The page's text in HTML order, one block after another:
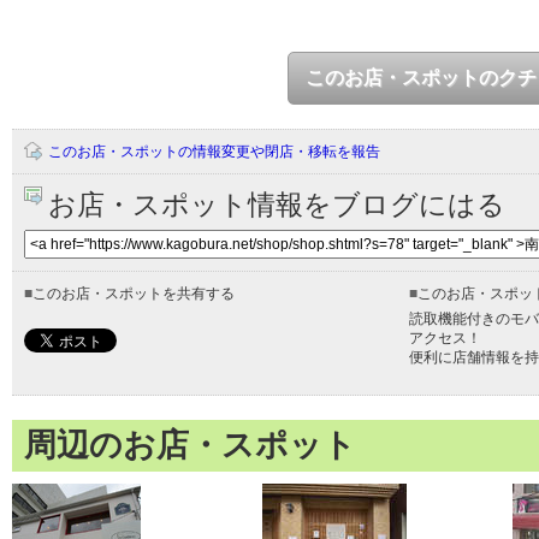
このお店・スポットのク
このお店・スポットの情報変更や閉店・移転を報告
お店・スポット情報をブログにはる
■このお店・スポットを共有する ■このお店・スポッ
読取機能付きのモ
アクセス！
便利に店舗情報を
周辺のお店・スポット